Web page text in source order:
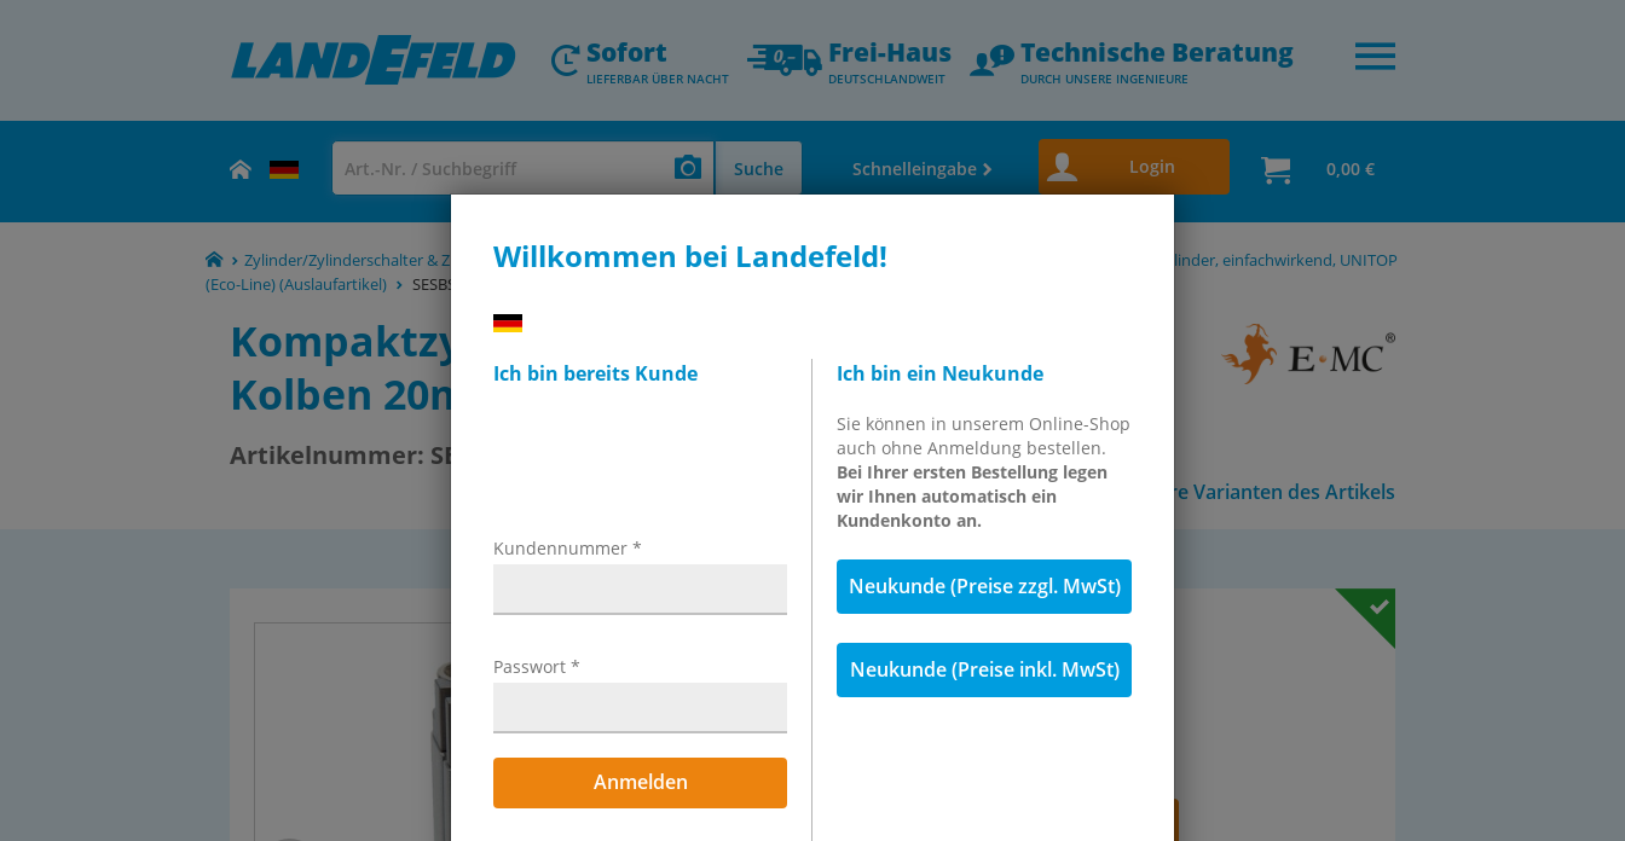
Willkommen bei Landefeld!
Ich bin bereits Kunde
Kundennummer *
Passwort *
Anmelden
Ich bin ein Neukunde
Sie können in unserem Online-Shop
auch ohne Anmeldung bestellen.
Bei Ihrer ersten Bestellung legen
wir Ihnen automatisch ein
Kundenkonto an.
Neukunde (Preise zzgl. MwSt)
Neukunde (Preise inkl. MwSt)
Sofort
LIEFERBAR ÜBER NACHT
Frei-Haus
DEUTSCHLANDWEIT
Technische Beratung
DURCH UNSERE INGENIEURE
Suche Schnelleingabe Login 0,00 €
Zylinder/Zylinderschalter & Zubehör - Stoßdämpfer - Vakuumkomponenten Kompaktzylinder UNITOP (Ø 12-100)
Kompaktzylinder, einfachwirkend, UNITOP
(Eco-Line) (Auslaufartikel)
SESBS 20/25
Kompaktzylinder, einfachwirkend,
Kolben 20mm, Hub 25mm
Artikelnummer: SESBS 20/25
Andere Varianten des Artikels
inkl. MwSt.
57,47 €
Menge Stk.